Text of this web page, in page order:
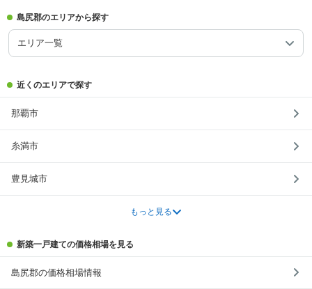
島尻郡のエリアから探す
エリア一覧
近くのエリアで探す
那覇市
糸満市
豊見城市
もっと見る
新築一戸建ての価格相場を見る
島尻郡の価格相場情報